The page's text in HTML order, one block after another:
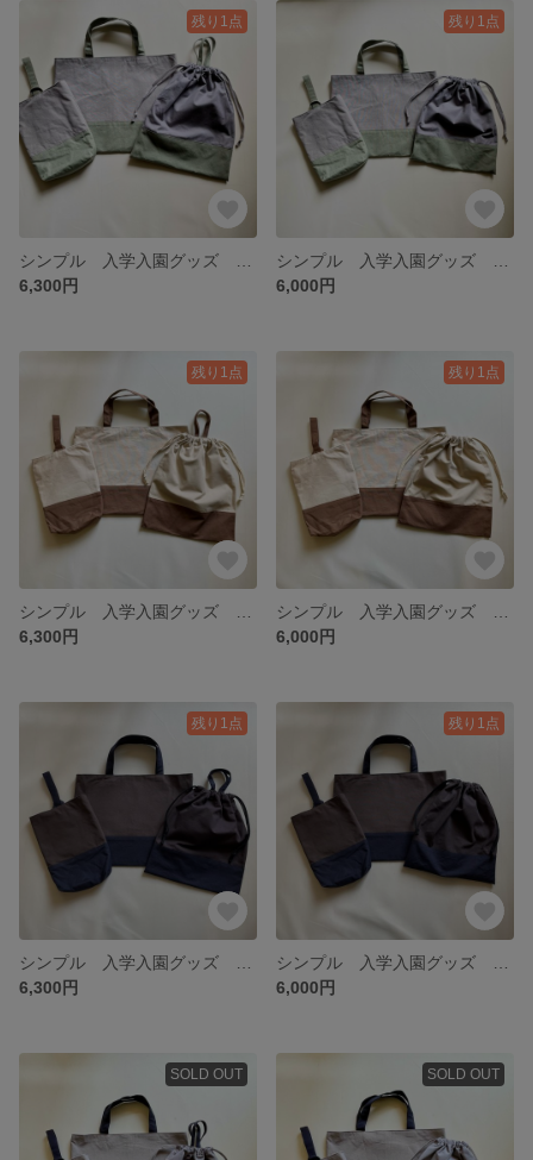
残り1点
6,300円
残り1点
6,000円
残り1点
6,300円
残り1点
6,000円
残り1点
6,300円
残り1点
6,000円
SOLD OUT SOLD OUT